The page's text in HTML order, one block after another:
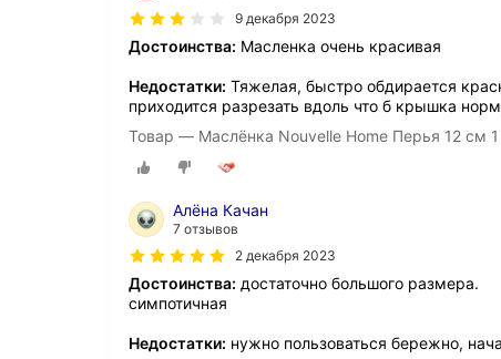
9 декабря 2023
Достоинства: Масленка очень красивая
Недостатки: Тяжелая, быстро обдирается
приходится разрезать вдоль что б крышка
Товар — Маслёнка Nouvelle Home Перья 12 см
Алëна Качан
7 отзывов
2 декабря 2023
Достоинства: достаточно большого размера.
симпотичная
Недостатки: нужно пользоваться бережно,